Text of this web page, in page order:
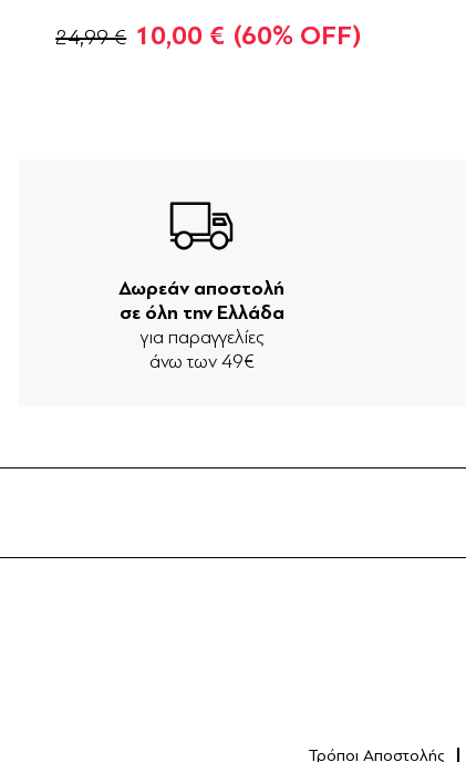
24,99 € 10,00 € (60% OFF)
Δωρεάν αποστολή
σε όλη την Ελλάδα
για παραγγελίες
άνω των 49€
Τρόποι Αποστολής